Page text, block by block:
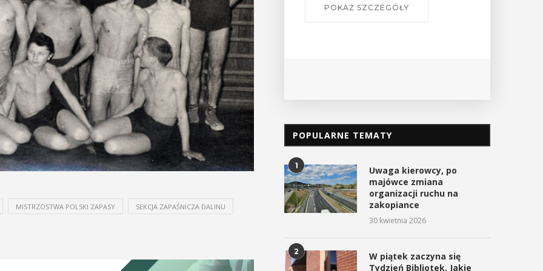
MISTRZOSTWA POLSKI ZAPASY SEKCJA ZAPAŚNICZA DALINU
POKAŻ SZCZEGÓŁY
POPULARNE TEMATY
1
Uwaga kierowcy, po
majówce zmiana
organizacji ruchu na
zakopiance
30 kwietnia 2026
2
W piątek zaczyna się
Tydzień Bibliotek. Jakie